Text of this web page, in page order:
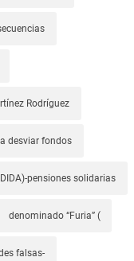
Rodríguez
desviar fondos
pensiones solidarias
denominado “Furia” (
falsas-